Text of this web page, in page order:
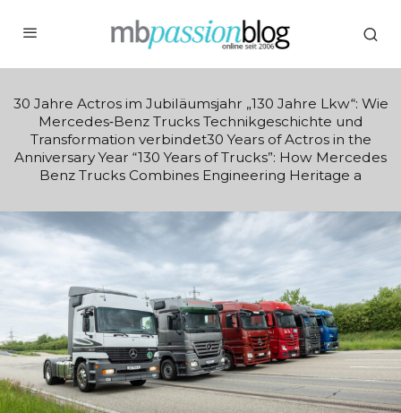
30 Jahre Actros im Jubiläumsjahr „130 Jahre Lkw“: Wie
Mercedes‑Benz Trucks Technikgeschichte und
Transformation verbindet30 Years of Actros in the
Anniversary Year “130 Years of Trucks”: How Mercedes
Benz Trucks Combines Engineering Heritage a